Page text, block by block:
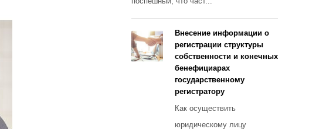
Внесение информации о
регистрации структуры
собственности и конечных
бенефициарах
государственному
регистратору
Как осуществить
юридическому лицу